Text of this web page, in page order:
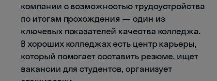
компании с возможностью трудоустройства
по итогам прохождения — один из
ключевых показателей качества колледжа.
В хороших колледжах есть центр карьеры,
который помогает составить резюме, ищет
вакансии для студентов, организует